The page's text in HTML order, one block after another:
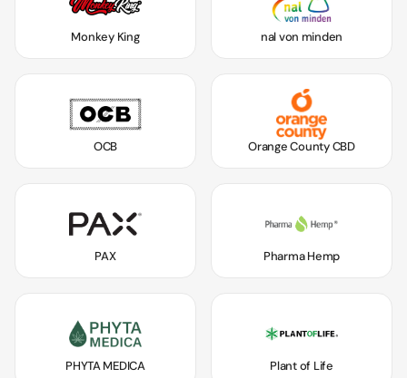
Monkey King nal von minden
OCB Orange County CBD
PAX Pharma Hemp
PHYTA MEDICA Plant of Life